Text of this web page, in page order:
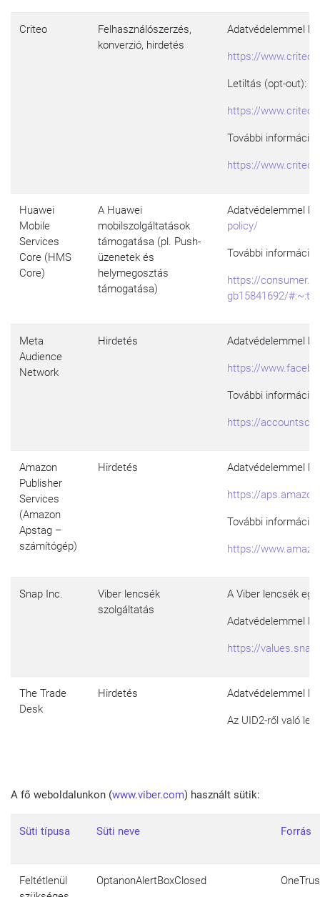
Criteo
Felhasználószerzés,
konverzió, hirdetés
Adatvédelemmel
https://
Letiltás (opt-out):
https://
További
https://
Huawei
Mobile
Services
Core (HMS
Core)
A Huawei
mobilszolgáltatások
támogatása (pl. Push-
üzenetek és
helymegosztás
támogatása)
Adatvédelemmel
policy/
További
https://
gb15841692/
Meta
Audience
Network
Hirdetés Adatvédelemmel
https://
További
https://
Amazon
Publisher
Services
(Amazon
Apstag –
számítógép)
Hirdetés Adatvédelemmel
https://
További
https://
Snap Inc.
Viber lencsék
szolgáltatás
A Viber lencsék
Adatvédelemmel
https://
The Trade
Desk
Hirdetés Adatvédelemmel
Az UID2-ről való
A fő weboldalunkon (www.viber.com) használt sütik:
Süti típusa Süti neve Forrás
Feltétlenül
OptanonAlertBoxClosed